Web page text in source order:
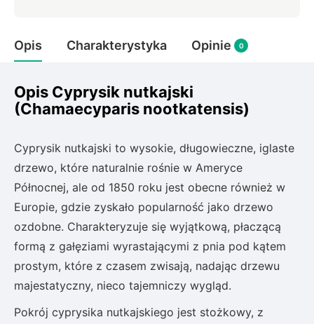
Liliowiec
Miskant
Turzyca (carex)
Pnącza
Glicynia (wisteria)
Wiciokrzew
Bluszcz
Ewodia (tetradium daniellii)
Opis Charakterystyka Opinie 0
Opis Cyprysik nutkajski
(Chamaecyparis nootkatensis)
Cyprysik nutkajski to wysokie, długowieczne, iglaste
drzewo, które naturalnie rośnie w Ameryce
Północnej, ale od 1850 roku jest obecne również w
Europie, gdzie zyskało popularność jako drzewo
ozdobne. Charakteryzuje się wyjątkową, płaczącą
formą z gałęziami wyrastającymi z pnia pod kątem
prostym, które z czasem zwisają, nadając drzewu
majestatyczny, nieco tajemniczy wygląd.
Pokrój cyprysika nutkajskiego jest stożkowy, z